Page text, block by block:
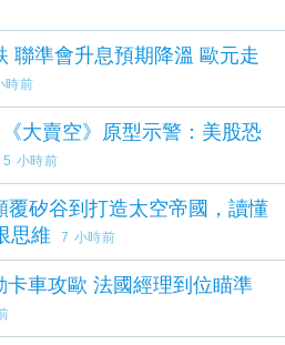
聯準會升息預期降溫 歐元走
時前
大賣空》原型示警：美股恐
5 小時前
覆矽谷到打造太空帝國，讀懂
思維
7 小時前
車攻歐 法國經理到位瞄準